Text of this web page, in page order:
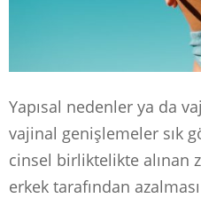
Yapısal nedenler ya da
vajinal genişlemeler sık
cinsel birliktelikte alınan
erkek tarafından